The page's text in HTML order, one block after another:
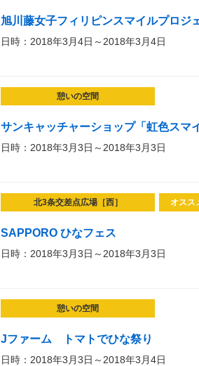
旭川藤女子フィリピンスマイルプロジ
日時：2018年3月4日～2018年3月4日
憩いの空間
サンキャッチャーショップ「虹色スマ
日時：2018年3月3日～2018年3月3日
北3条交差点広場［西］ オスス
SAPPORO ひなフェス
日時：2018年3月3日～2018年3月3日
憩いの空間
Jファーム トマトでひな祭り
日時：2018年3月3日～2018年3月4日